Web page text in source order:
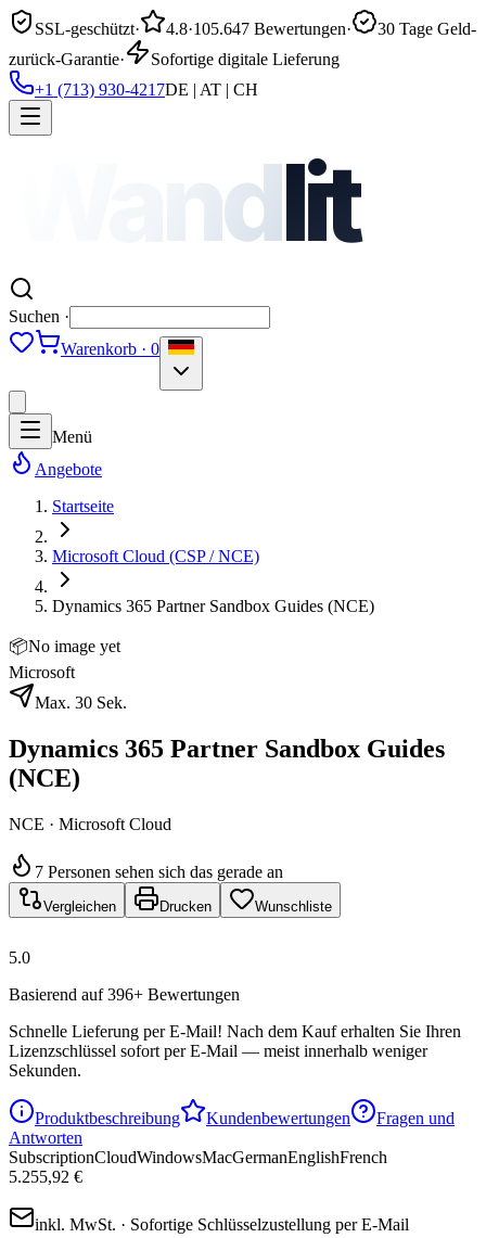
SSL-geschützt· 4.8·105.647 Bewertungen·
30 Tage Geld-
zurück-Garantie·
Sofortige digitale Lieferung
+1 (713) 930-4217DE | AT | CH
Wandlit
Suchen ·
Warenkorb · 0
Menü
Angebote
Startseite
Microsoft Cloud (CSP / NCE)
Dynamics 365 Partner Sandbox Guides (NCE)
📦No image yet
Microsoft
Max. 30 Sek.
Dynamics 365 Partner Sandbox Guides
(NCE)
NCE · Microsoft Cloud
7 Personen sehen sich das gerade an
Vergleichen Drucken Wunschliste
5.0
Basierend auf 396+ Bewertungen
Schnelle Lieferung per E-Mail! Nach dem Kauf erhalten Sie Ihren
Lizenzschlüssel sofort per E-Mail — meist innerhalb weniger
Sekunden.
Produktbeschreibung Kundenbewertungen
Fragen und
Antworten
SubscriptionCloudWindowsMacGermanEnglishFrench
5.255,92 €
inkl. MwSt. · Sofortige Schlüsselzustellung per E-Mail